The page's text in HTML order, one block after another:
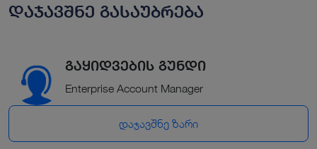
დაჯავშნე გასაუბრება
გაყიდვების გუნდი
Enterprise Account Manager
დაჯავშნე ზარი